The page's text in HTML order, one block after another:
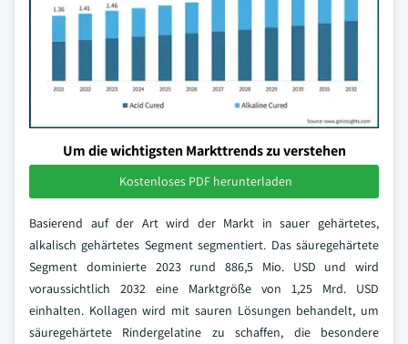
Um die wichtigsten Markttrends zu verstehen
Kostenloses PDF herunterladen
Basierend auf der Art wird der Markt in sauer gehärtetes,
alkalisch gehärtetes Segment segmentiert. Das säuregehärtete
Segment dominierte 2023 rund 886,5 Mio. USD und wird
voraussichtlich 2032 eine Marktgröße von 1,25 Mrd. USD
einhalten. Kollagen wird mit sauren Lösungen behandelt, um
säuregehärtete Rindergelatine zu schaffen, die besondere